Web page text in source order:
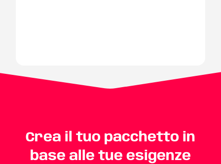
Crea il tuo pacchetto in
base alle tue esigenze